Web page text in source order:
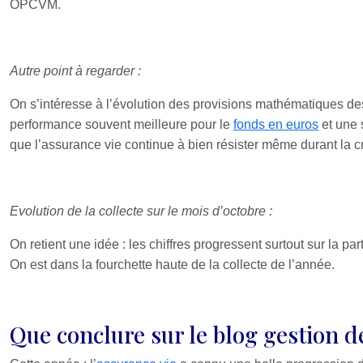
OPCVM.
Autre point à regarder :
On s’intéresse à l’évolution des provisions mathématiques
performance souvent meilleure pour le fonds en euros et une
que l’assurance vie continue à bien résister même durant la
Evolution de la collecte sur le mois d’octobre :
On retient une idée : les chiffres progressent surtout sur la
On est dans la fourchette haute de la collecte de l’année.
Que conclure sur le blog gestion